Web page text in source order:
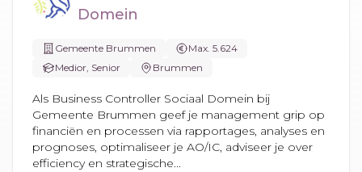
Domein
Gemeente Brummen
Max. 5.624
Medior, Senior
Brummen
Als Business Controller Sociaal Domein bij
Gemeente Brummen geef je management grip op
financiën en processen via rapportages, analyses en
prognoses, optimaliseer je AO/IC, adviseer je over
efficiency en strategische...